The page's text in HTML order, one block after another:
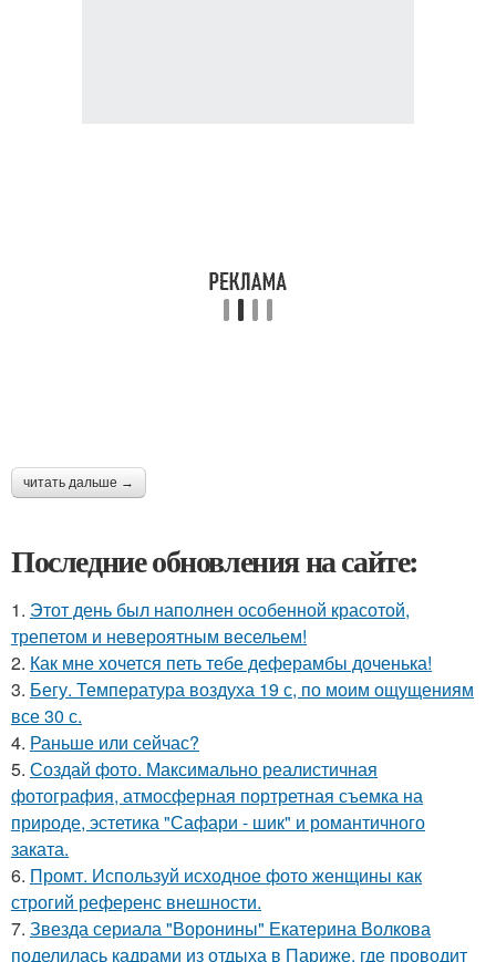
читать дальше →
Последние обновления на сайте:
1. Этот день был наполнен особенной красотой,
трепетом и невероятным весельем!
2. Как мне хочется петь тебе деферамбы доченька!
3. Бегу. Температура воздуха 19 с, по моим ощущениям
все 30 с.
4. Раньше или сейчас?
5. Создай фото. Максимально реалистичная
фотография, атмосферная портретная съемка на
природе, эстетика "Сафари - шик" и романтичного
заката.
6. Промт. Используй исходное фото женщины как
строгий референс внешности.
7. Звезда сериала "Воронины" Екатерина Волкова
поделилась кадрами из отдыха в Париже, где проводит